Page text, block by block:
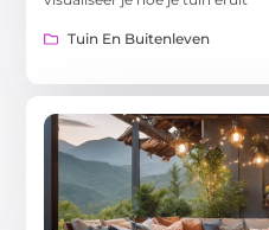
Tuin En Buitenleven